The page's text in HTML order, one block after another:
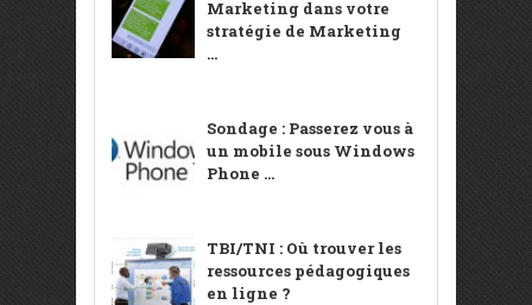
Marketing dans votre
stratégie de Marketing
...
Sondage : Passerez vous à
un mobile sous Windows
Phone ...
TBI/TNI : Où trouver les
ressources pédagogiques
en ligne ?